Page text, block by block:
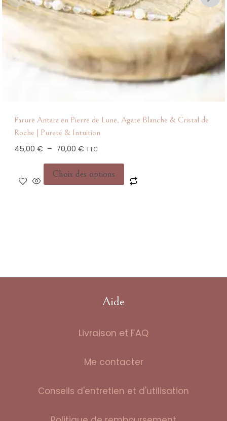
Parure Antara en Pierre de Lune, Agate Blanche & Cristal de
Roche | Pureté & Intuition
45,00€ – 70,00€Plage
prix :
45,00 €
TTC
Choix des options
être
page
produit
Aide
Livraison et FAQ
Me contacter
Conseils d'entretien et d'utilisation